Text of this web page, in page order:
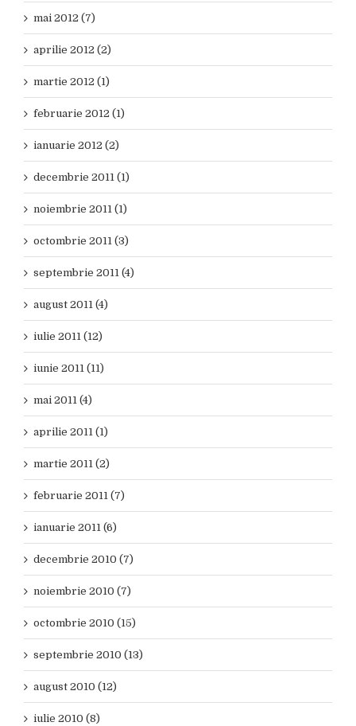
mai 2012 (7)
aprilie 2012 (2)
martie 2012 (1)
februarie 2012 (1)
ianuarie 2012 (2)
decembrie 2011 (1)
noiembrie 2011 (1)
octombrie 2011 (3)
septembrie 2011 (4)
august 2011 (4)
iulie 2011 (12)
iunie 2011 (11)
mai 2011 (4)
aprilie 2011 (1)
martie 2011 (2)
februarie 2011 (7)
ianuarie 2011 (6)
decembrie 2010 (7)
noiembrie 2010 (7)
octombrie 2010 (15)
septembrie 2010 (13)
august 2010 (12)
iulie 2010 (8)